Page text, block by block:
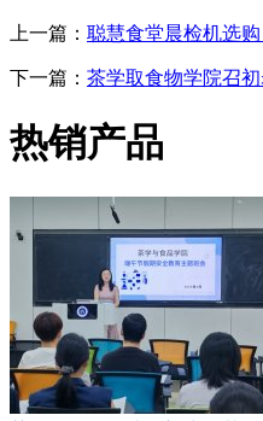
上一篇： 聪慧食堂晨检机选
下一篇： 茶学取食物学院召
热销产品